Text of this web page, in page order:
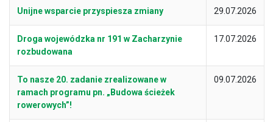
Tytuł Data publikacji
Unijne wsparcie przyspiesza zmiany 29.07.2026
Droga wojewódzka nr 191 w Zacharzynie
rozbudowana
17.07.2026
To nasze 20. zadanie zrealizowane w
ramach programu pn. „Budowa ścieżek
rowerowych”!
09.07.2026